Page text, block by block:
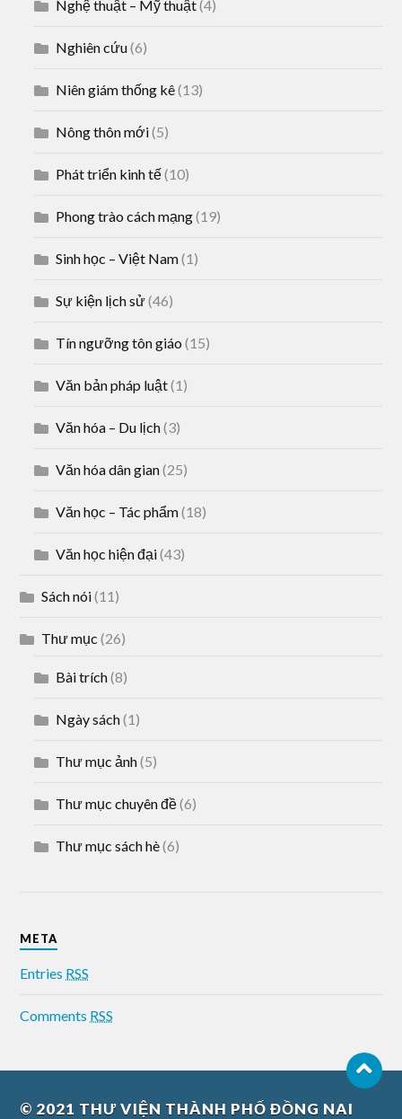
Nghệ thuật – Mỹ thuật(4)
Nghiên cứu(6)
Niên giám thống kê(13)
Nông thôn mới(5)
Phát triển kinh tế(10)
Phong trào cách mạng(19)
Sinh học – Việt Nam(1)
Sự kiện lịch sử(46)
Tín ngưỡng tôn giáo (15)
Văn bản pháp luật(1)
Văn hóa – Du lịch(3)
Văn hóa dân gian(25)
Văn học – Tác phẩm(18)
Văn học hiện đại(43)
Sách nói(11)
Thư mục (26)
Bài trích(8)
Ngày sách(1)
Thư mục ảnh(5)
Thư mục chuyên đề(6)
Thư mục sách hè(6)
META
Entries RSS
Comments RSS
© 2021 THƯ VIỆN THÀNH PHỐ ĐỒNG NAI